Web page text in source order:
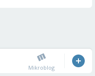
Mikroblog